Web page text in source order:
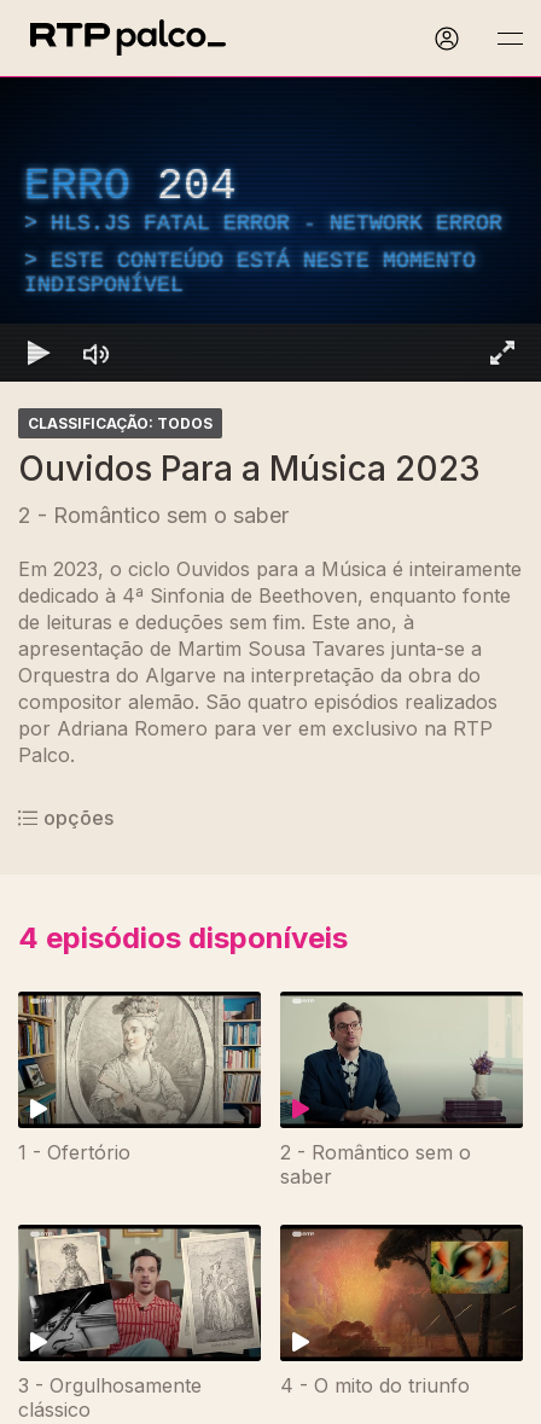
ERRO 204
HLS.JS FATAL ERROR - NETWORK ERROR
ESTE CONTEÚDO ESTÁ NESTE MOMENTO
INDISPONÍVEL
CLASSIFICAÇÃO: TODOS
Ouvidos Para a Música 2023
2 - Romântico sem o saber
Em 2023, o ciclo Ouvidos para a Música é inteiramente
dedicado à 4ª Sinfonia de Beethoven, enquanto fonte
de leituras e deduções sem fim. Este ano, à
apresentação de Martim Sousa Tavares junta-se a
Orquestra do Algarve na interpretação da obra do
compositor alemão. São quatro episódios realizados
por Adriana Romero para ver em exclusivo na RTP
Palco.
opções
4 episódios disponíveis
1 - Ofertório
2 - Romântico sem o
saber
3 - Orgulhosamente
clássico
4 - O mito do triunfo
719152